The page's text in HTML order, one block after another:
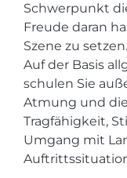
Schwerpunkt
Freude daran
Szene zu setzen.
Auf der Basis
schulen Sie
Atmung und
Tragfähigkeit,
Umgang mit